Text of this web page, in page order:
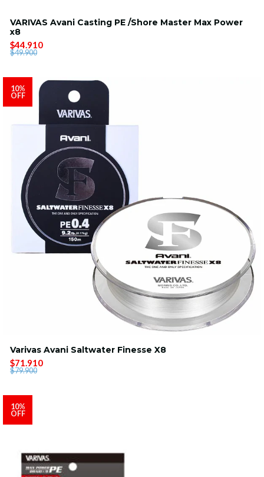
VARIVAS Avani Casting PE /Shore Master Max Power
x8
$44.910
$49.900
10%
OFF
Varivas Avani Saltwater Finesse X8
$71.910
$79.900
10%
OFF